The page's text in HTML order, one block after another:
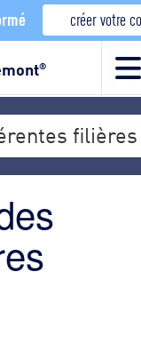
créer votre
®
filières